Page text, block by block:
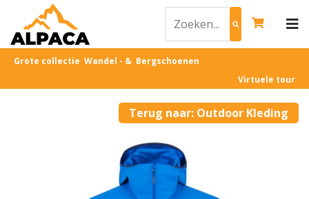
Grote collectie Wandel - & Bergschoenen
Virtuele tour
Terug naar: Outdoor Kleding